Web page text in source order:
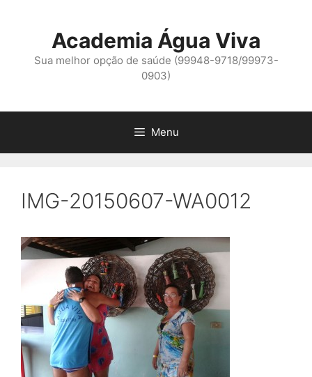
conteúdo
Academia Água Viva
Sua melhor opção de saúde (99948-9718/99973-
0903)
Menu
IMG-20150607-WA0012